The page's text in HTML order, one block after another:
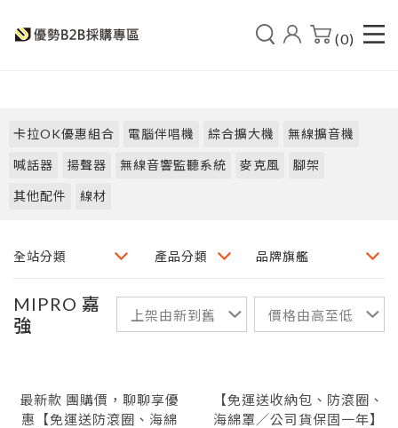
(0)
卡拉OK優惠組合 電腦伴唱機 綜合擴大機 無線擴音機
喊話器 揚聲器 無線音響監聽系統 麥克風 腳架
其他配件 線材
MIPRO 嘉
強
最新款 團購價，聊聊享優
惠【免運送防滾圈、海綿
【免運送收納包、防滾圈、
海綿罩／公司貨保固一年】